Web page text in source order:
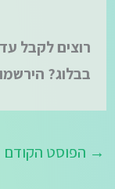
רוצים לקבל
בבלוג? הירשמו
→ הפוסט הקודם